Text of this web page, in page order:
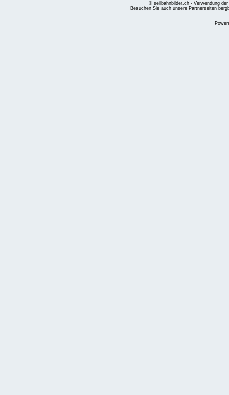
© seilbahnbilder.ch - Verwendung
Besuchen Sie auch unsere Partnerseiten